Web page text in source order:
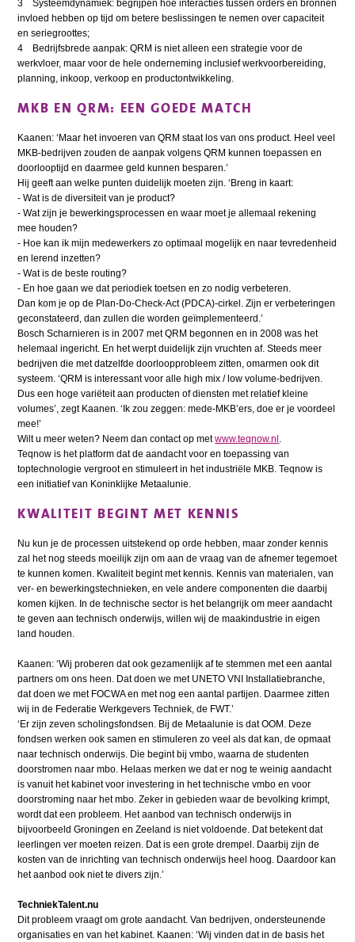
3 Systeemdynamiek: begrijpen hoe interacties tussen orders en bronnen
invloed hebben op tijd om betere beslissingen te nemen over capaciteit
en seriegroottes;
4 Bedrijfsbrede aanpak: QRM is niet alleen een strategie voor de
werkvloer, maar voor de hele onderneming inclusief werkvoorbereiding,
planning, inkoop, verkoop en productontwikkeling.
MKB EN QRM: EEN GOEDE MATCH
Kaanen: ‘Maar het invoeren van QRM staat los van ons product. Heel veel
MKB-bedrijven zouden de aanpak volgens QRM kunnen toepassen en
doorlooptijd en daarmee geld kunnen besparen.’
Hij geeft aan welke punten duidelijk moeten zijn. ‘Breng in kaart:
- Wat is de diversiteit van je product?
- Wat zijn je bewerkingsprocessen en waar moet je allemaal rekening
mee houden?
- Hoe kan ik mijn medewerkers zo optimaal mogelijk en naar tevredenheid
en lerend inzetten?
- Wat is de beste routing?
- En hoe gaan we dat periodiek toetsen en zo nodig verbeteren.
Dan kom je op de Plan-Do-Check-Act (PDCA)-cirkel. Zijn er verbeteringen
geconstateerd, dan zullen die worden geïmplementeerd.’
Bosch Scharnieren is in 2007 met QRM begonnen en in 2008 was het
helemaal ingericht. En het werpt duidelijk zijn vruchten af. Steeds meer
bedrijven die met datzelfde doorloopprobleem zitten, omarmen ook dit
systeem. ‘QRM is interessant voor alle high mix / low volume-bedrijven.
Dus een hoge variëteit aan producten of diensten met relatief kleine
volumes’, zegt Kaanen. ‘Ik zou zeggen: mede-MKB’ers, doe er je voordeel
mee!’
Wilt u meer weten? Neem dan contact op metwww.teqnow.nl .
Teqnow is het platform dat de aandacht voor en toepassing van
toptechnologie vergroot en stimuleert in het industriële MKB. Teqnow is
een initiatief van Koninklijke Metaalunie.
KWALITEIT BEGINT MET KENNIS
Nu kun je de processen uitstekend op orde hebben, maar zonder kennis
zal het nog steeds moeilijk zijn om aan de vraag van de afnemer tegemoet
te kunnen komen. Kwaliteit begint met kennis. Kennis van materialen, van
ver- en bewerkingstechnieken, en vele andere componenten die daarbij
komen kijken. In de technische sector is het belangrijk om meer aandacht
te geven aan technisch onderwijs, willen wij de maakindustrie in eigen
land houden.
Kaanen: ‘Wij proberen dat ook gezamenlijk af te stemmen met een aantal
partners om ons heen. Dat doen we met UNETO VNI Installatiebranche,
dat doen we met FOCWA en met nog een aantal partijen. Daarmee zitten
wij in de Federatie Werkgevers Techniek, de FWT.’
‘Er zijn zeven scholingsfondsen. Bij de Metaalunie is dat OOM. Deze
fondsen werken ook samen en stimuleren zo veel als dat kan, de opmaat
naar technisch onderwijs. Die begint bij vmbo, waarna de studenten
doorstromen naar mbo. Helaas merken we dat er nog te weinig aandacht
is vanuit het kabinet voor investering in het technische vmbo en voor
doorstroming naar het mbo. Zeker in gebieden waar de bevolking krimpt,
wordt dat een probleem. Het aanbod van technisch onderwijs in
bijvoorbeeld Groningen en Zeeland is niet voldoende. Dat betekent dat
leerlingen ver moeten reizen. Dat is een grote drempel. Daarbij zijn de
kosten van de inrichting van technisch onderwijs heel hoog. Daardoor kan
het aanbod ook niet te divers zijn.’
TechniekTalent.nu
Dit probleem vraagt om grote aandacht. Van bedrijven, ondersteunende
organisaties en van het kabinet. Kaanen: ‘Wij vinden dat in de basis het